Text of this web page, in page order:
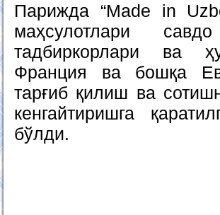
Парижда “Made in
маҳсулотлари
тадбиркорлари ва
Франция ва бошқа
тарғиб қилиш ва
кенгайтиришга
бўлди.